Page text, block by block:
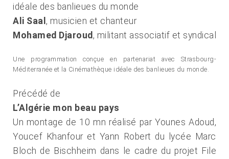
idéale des banlieues du monde
Ali Saal , musicien et chanteur
Mohamed Djaroud , militant associatif et syndical
Une programmation conçue en partenariat avec Strasbourg-
Méditerranée et la Cinémathèque idéale des banlieues du monde.
Précédé de
L’Algérie mon beau pays
Un montage de 10 mn réalisé par Younes Adoud,
Youcef Khanfour et Yann Robert du lycée Marc
Bloch de Bischheim dans le cadre du projet File